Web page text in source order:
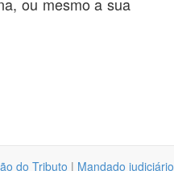
do Tributo | Mandado judiciário